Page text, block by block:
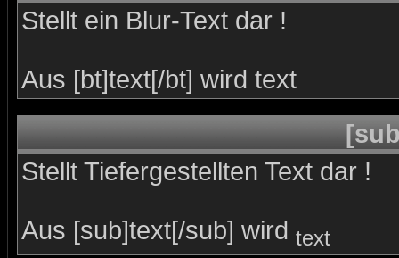
Stellt ein Blur-Text dar !
Aus [bt]text[/bt] wird text
Stellt Tiefergestellten Text dar !
Aus [sub]text[/sub] wird text